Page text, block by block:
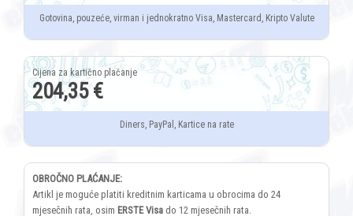
Gotovina, pouzeće, virman i jednokratno Visa, Mastercard, Kripto Valute
204,35 €
Diners, PayPal, Kartice na rate
OBROČNO PLAĆANJE:
Artikl je moguće platiti kreditnim karticama u obrocima do 24
mjesečnih rata, osim ERSTE Visa do 12 mjesečnih rata.